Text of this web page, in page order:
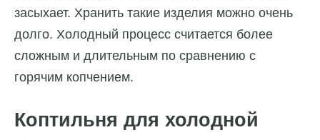
засыхает. Хранить такие изделия можно очень
долго. Холодный процесс считается более
сложным и длительным по сравнению с
горячим копчением.
Коптильня для холодной